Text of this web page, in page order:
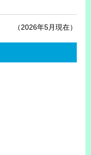
（2026年5月現在）